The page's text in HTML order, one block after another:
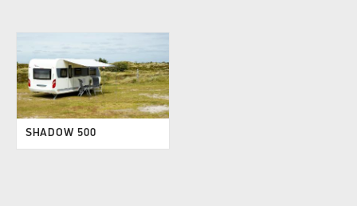
SHADOW 500